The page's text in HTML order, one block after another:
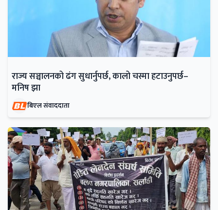
राज्य सञ्चालनको ढंग सुधार्नुपर्छ, कालो चस्मा हटाउनुपर्छ–
मनिष झा
बिएल संवाददाता